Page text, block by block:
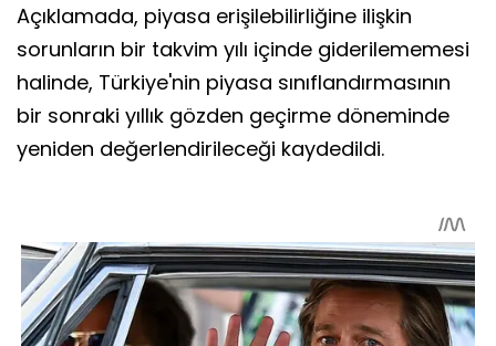
Açıklamada, piyasa erişilebilirliğine ilişkin
sorunların bir takvim yılı içinde giderilememesi
halinde, Türkiye'nin piyasa sınıflandırmasının
bir sonraki yıllık gözden geçirme döneminde
yeniden değerlendirileceği kaydedildi.